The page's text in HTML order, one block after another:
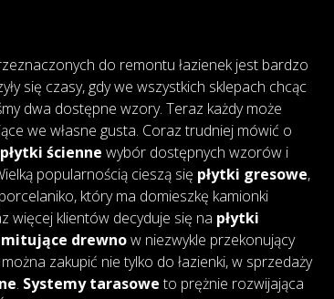
do remontu łazienek jest bardzo
się czasy, gdy we wszystkich sklepach chcąc
dwa dostępne wzory. Teraz każdy może
we własne gusta. Coraz trudniej mówić o
płytki ścienne wybór dostępnych wzorów i
popularnością cieszą się płytki gresowe,
który ma domieszkę kamionki
więcej klientów decyduje się na płytki
drewnow niezwykle przekonujący
zakupić nie tylko do łazienki, w sprzedaży
. Systemy tarasoweto prężnie rozwijająca